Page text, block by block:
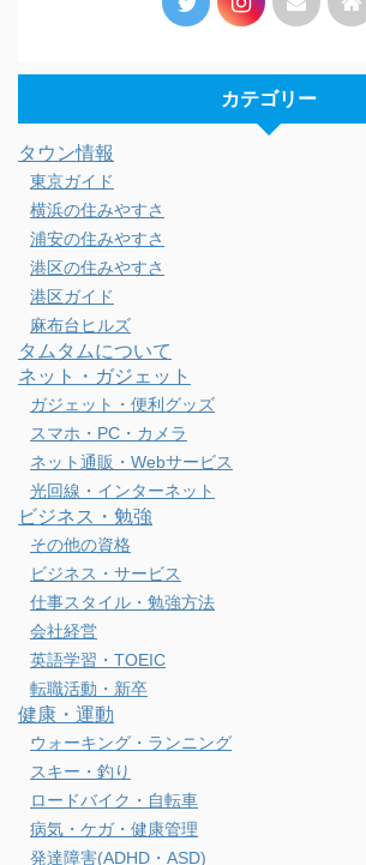
カテゴリー
タウン情報
東京ガイド
横浜の住みやすさ
浦安の住みやすさ
港区の住みやすさ
港区ガイド
麻布台ヒルズ
タムタムについて
ネット・ガジェット
ガジェット・便利グッズ
スマホ・PC・カメラ
ネット通販・Webサービス
光回線・インターネット
ビジネス・勉強
その他の資格
ビジネス・サービス
仕事スタイル・勉強方法
会社経営
英語学習・TOEIC
転職活動・新卒
健康・運動
ウォーキング・ランニング
スキー・釣り
ロードバイク・自転車
病気・ケガ・健康管理
発達障害(ADHD・ASD)